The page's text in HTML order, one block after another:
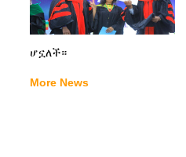
ሆኗለች።
More News